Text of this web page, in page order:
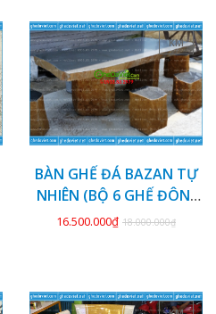
KM
BÀN GHẾ ĐÁ BAZAN TỰ
NHIÊN (BỘ 6 GHẾ ĐÔN)
GDBZ-19
16.500.000₫ 18.000.000₫